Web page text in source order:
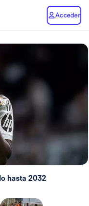
Acceder
hasta 2032